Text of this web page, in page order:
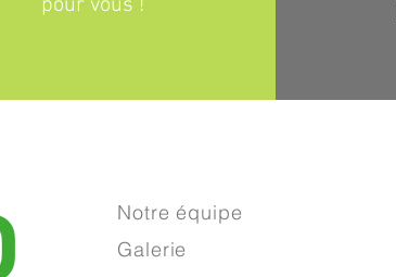
pour vous !
Notre équipe
Galerie